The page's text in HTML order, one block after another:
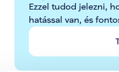
Ezzel tudod jelezni,
hatással van, és